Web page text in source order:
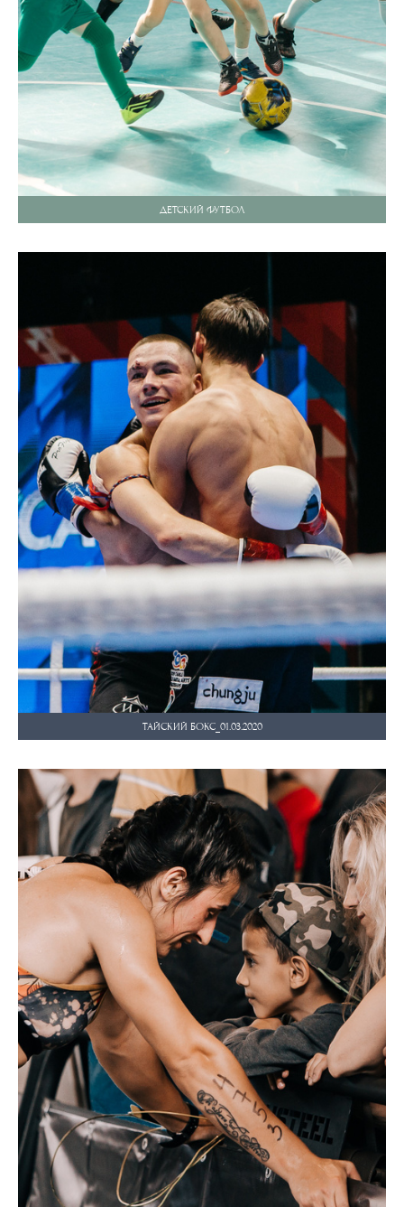
ДЕТСКИЙ ФУТБОЛ
ТАЙСКИЙ БОКС_01.03.2020